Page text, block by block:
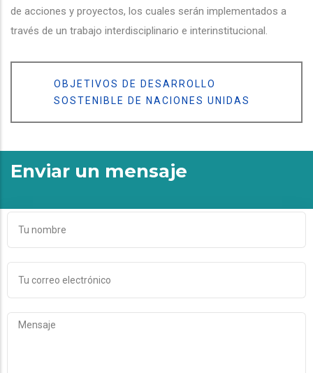
de acciones y proyectos, los cuales serán implementados a
través de un trabajo interdisciplinario e interinstitucional.
OBJETIVOS DE DESARROLLO
SOSTENIBLE DE NACIONES UNIDAS
Enviar un mensaje
TU
NOMBRE
CORREO
ELECTRÓNICO
MENSAJE